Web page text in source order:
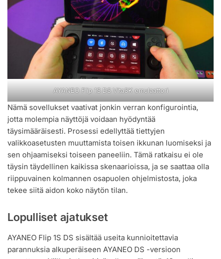
AYANEO Flip 1S DS Vita3K emulaattori
Nämä sovellukset vaativat jonkin verran konfigurointia,
jotta molempia näyttöjä voidaan hyödyntää
täysimääräisesti. Prosessi edellyttää tiettyjen
valikkoasetusten muuttamista toisen ikkunan luomiseksi ja
sen ohjaamiseksi toiseen paneeliin. Tämä ratkaisu ei ole
täysin täydellinen kaikissa skenaarioissa, ja se saattaa olla
riippuvainen kolmannen osapuolen ohjelmistosta, joka
tekee siitä aidon koko näytön tilan.
Lopulliset ajatukset
AYANEO Flip 1S DS sisältää useita kunnioitettavia
parannuksia alkuperäiseen AYANEO DS -versioon